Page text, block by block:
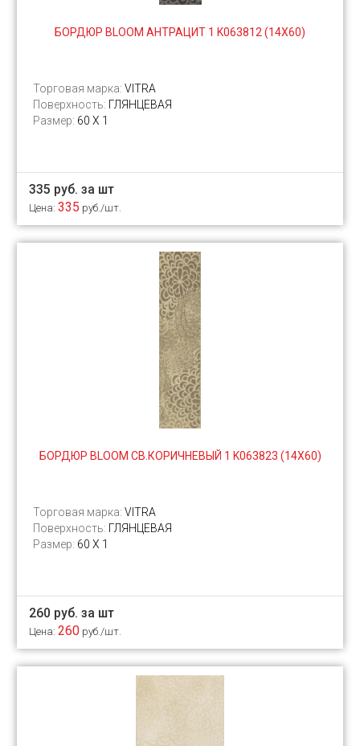
БОРДЮР BLOOM АНТРАЦИТ 1 K063812 (14Х60)
Торговая марка: VITRA
Поверхность: ГЛЯНЦЕВАЯ
Размер: 60 Х 1
335 руб. за шт
Цена: 335 руб./шт.
БОРДЮР BLOOM СВ.КОРИЧНЕВЫЙ 1 K063823 (14Х60)
Торговая марка: VITRA
Поверхность: ГЛЯНЦЕВАЯ
Размер: 60 Х 1
260 руб. за шт
Цена: 260 руб./шт.